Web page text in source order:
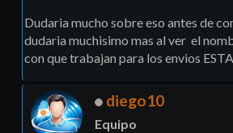
Dudaria mucho sobre eso antes de
dudaria muchisimo mas al ver el
con que trabajan para los envios
diego10
Equipo